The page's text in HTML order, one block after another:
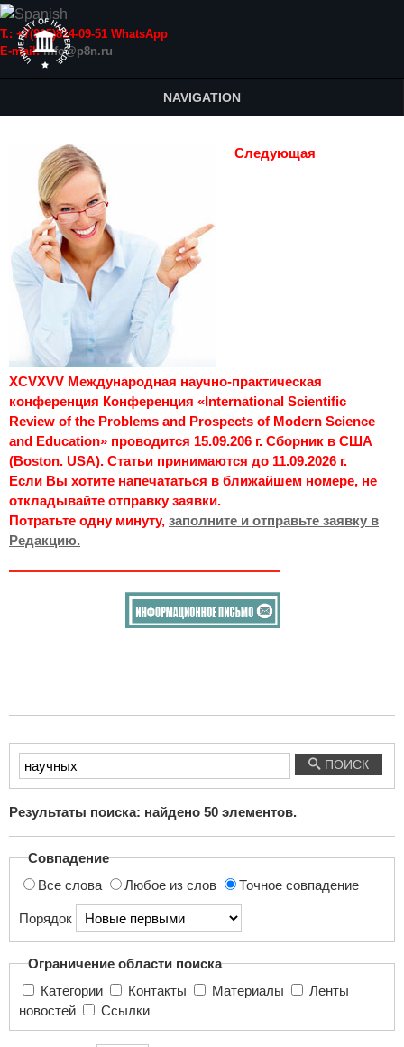
Т.: +7(915)814-09-51 WhatsApp
E-mail:info@p8n.ru
NAVIGATION
Следующая
XCVXVV Международная научно-практическая
конференция Конференция «International Scientific
Review of the Problems and Prospects of Modern Science
and Education» проводится 15.09.206 г. Сборник в США
(Boston. USA). Статьи принимаются до 11.09.2026 г.
Если Вы хотите напечататься в ближайшем номере, не
откладывайте отправку заявки.
Потратьте одну минуту, заполните и отправьте заявку в
Редакцию.
Введите
текст
поиска...
ПОИСК
Результаты поиска: найдено 50 элементов.
Совпадение
Все слова
Любое из слов Точное совпадение
Порядок
Ограничение области поиска
Категории
Контакты Материалы
новостей
Ссылки